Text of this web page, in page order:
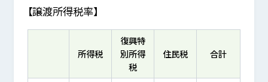
【譲渡所得税率】
所得税
復興特
別所得
税
住民税 合計